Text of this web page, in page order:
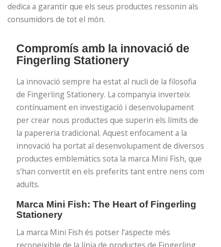
dedica a garantir que els seus productes ressonin als
consumidors de tot el món.
Compromís amb la innovació de
Fingerling Stationery
La innovació sempre ha estat al nucli de la filosofia
de Fingerling Stationery. La companyia inverteix
contínuament en investigació i desenvolupament
per crear nous productes que superin els límits de
la papereria tradicional. Aquest enfocament a la
innovació ha portat al desenvolupament de diversos
productes emblemàtics sota la marca Mini Fish, que
s’han convertit en els preferits tant entre nens com
adults.
Marca Mini Fish: The Heart of Fingerling
Stationery
La marca Mini Fish és potser l’aspecte més
reconeixible de la línia de productes de Fingerling